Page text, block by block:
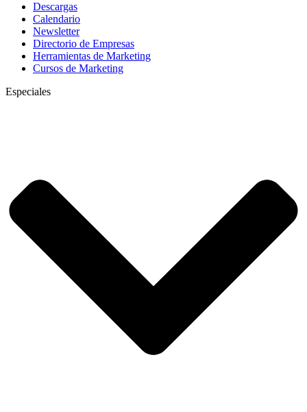
Descargas
Calendario
Newsletter
Directorio de Empresas
Herramientas de Marketing
Cursos de Marketing
Especiales